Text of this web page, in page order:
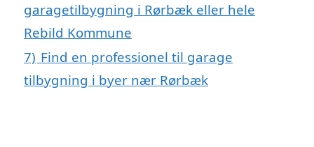
garagetilbygning i Rørbæk eller hele
Rebild Kommune
7) Find en professionel til garage
tilbygning i byer nær Rørbæk